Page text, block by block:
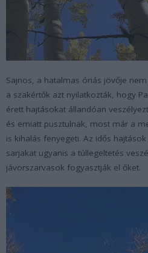
Sajnos, a hatalmas óriás jövője
a szakértők azt nyilatkozták, hogy
érett hajtásokat állandóan
és emiatt pusztulnak, most már a
is kihalás fenyegeti. Az idős
sarjakat ugyanis a túllegeltetés
jávorszarvasok fogyasztják el őket.